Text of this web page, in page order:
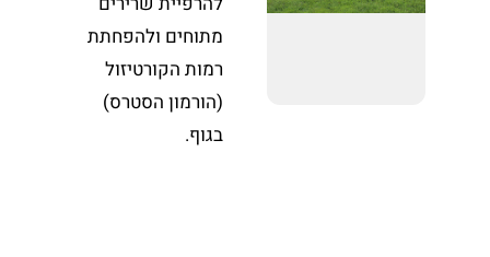
מתוחים ולהפחתת
רמות הקורטיזול
(הורמון הסטרס)
בגוף.